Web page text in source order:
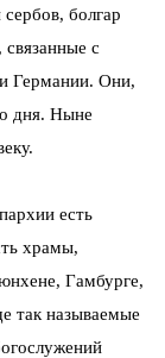
болгар
с
Германии. Они,
дня. Ныне
есть
храмы,
Гамбурге,
так называемые